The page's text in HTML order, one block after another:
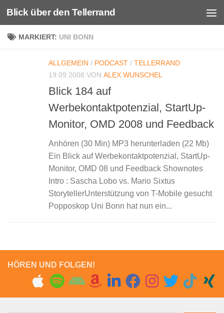
Unter dem Inhalt
Blick über den Tellerrand
MARKIERT: UNI BONN
ALLGEMEIN / PODCAST / TELLERRAND
19.09.2008 VON ALEX WUNSCHEL
Blick 184 auf
Werbekontaktpotenzial, StartUp-
Monitor, OMD 2008 und Feedback
Anhören (30 Min) MP3 herunterladen (22 Mb)
Ein Blick auf Werbekontaktpotenzial, StartUp-
Monitor, OMD 08 und Feedback Shownotes
Intro : Sascha Lobo vs. Mario Sixtus
StorytellerUnterstützung von T-Mobile gesucht
Popposkop Uni Bonn hat nun ein...
HÖREN UND FOLGEN!